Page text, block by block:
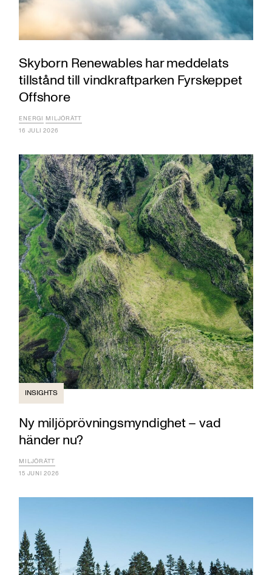
Skyborn Renewables har meddelats
tillstånd till vindkraftparken Fyrskeppet
Offshore
ENERGI MILJÖRÄTT
16 JULI 2026
INSIGHTS
Ny miljöprövningsmyndighet – vad
händer nu?
MILJÖRÄTT
15 JUNI 2026